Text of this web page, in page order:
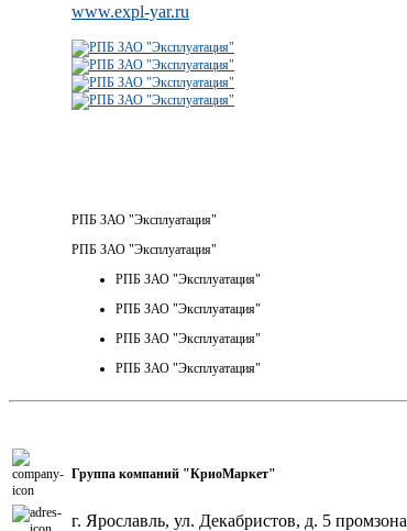
www.expl-yar.ru
РПБ ЗАО "Эксплуатация"
РПБ ЗАО "Эксплуатация"
РПБ ЗАО "Эксплуатация"
РПБ ЗАО "Эксплуатация"
РПБ ЗАО "Эксплуатация"
РПБ ЗАО "Эксплуатация"
Группа компаний "КриоМаркет"
г. Ярославль, ул. Декабристов, д. 5 промзона